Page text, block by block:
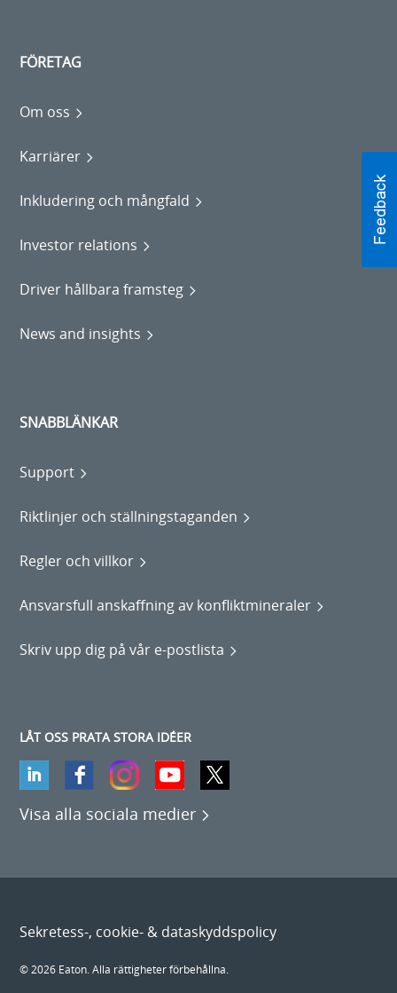
FÖRETAG
Om oss
Karriärer
Inkludering och mångfald
Investor relations
Driver hållbara framsteg
News and insights
SNABBLÄNKAR
Support
Riktlinjer och ställningstaganden
Regler och villkor
Ansvarsfull anskaffning av konfliktmineraler
Skriv upp dig på vår e-postlista
LÅT OSS PRATA STORA IDÉER
Visa alla sociala medier
Sekretess-, cookie- & dataskyddspolicy
© 2026 Eaton. Alla rättigheter förbehållna.